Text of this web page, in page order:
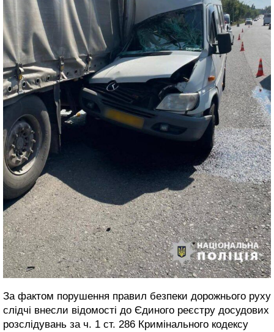
За фактом порушення правил безпеки дорожнього руху
слідчі внесли відомості до Єдиного реєстру досудових
розслідувань за ч. 1 ст. 286 Кримінального кодексу